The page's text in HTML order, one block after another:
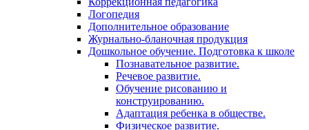
Логопедия
Дополнительное образование
Журнально-бланочная продукция
Дошкольное обучение. Подготовка к школе
Познавательное развитие.
Речевое развитие.
Обучение рисованию и
конструированию.
Адаптация ребенка в обществе.
Физическое развитие.